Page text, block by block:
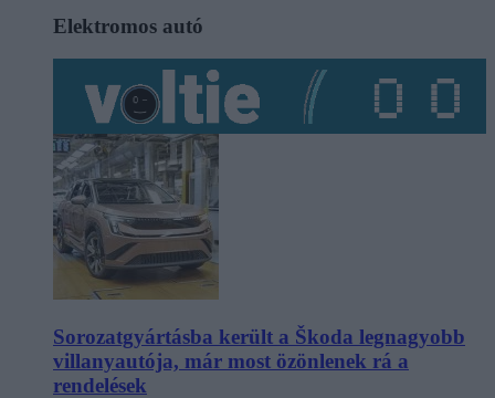
Elektromos autó
Sorozatgyártásba került a Škoda legnagyobb
villanyautója, már most özönlenek rá a
rendelések